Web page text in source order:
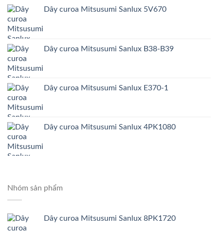
Dây curoa Mitsusumi Sanlux 5V670
Dây curoa Mitsusumi Sanlux B38-B39
Dây curoa Mitsusumi Sanlux E370-1
Dây curoa Mitsusumi Sanlux 4PK1080
Nhóm sản phẩm
Dây curoa Mitsusumi Sanlux 8PK1720